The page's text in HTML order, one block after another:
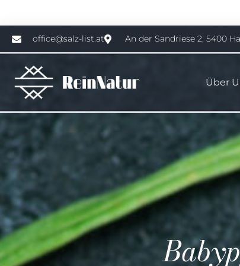
Code: 15%reinrabatt
Hier klicken
office@salz-list.at An der Sandriese 2, 5400
Über